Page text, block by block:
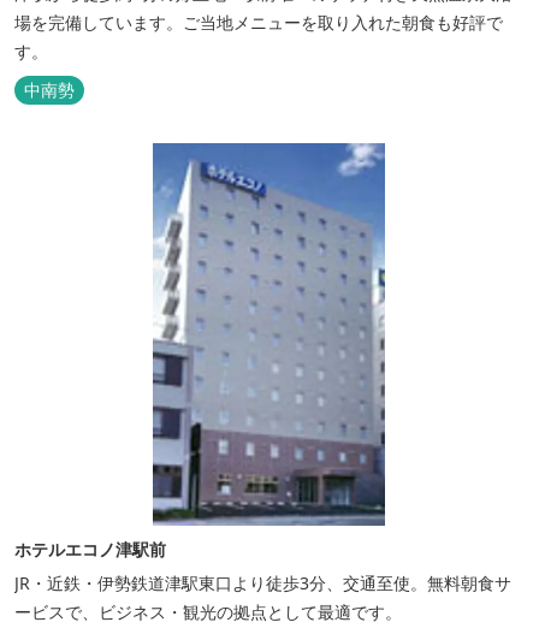
場を完備しています。ご当地メニューを取り入れた朝食も好評で
す。
中南勢
ホテルエコノ津駅前
JR・近鉄・伊勢鉄道津駅東口より徒歩3分、交通至使。無料朝食サ
ービスで、ビジネス・観光の拠点として最適です。